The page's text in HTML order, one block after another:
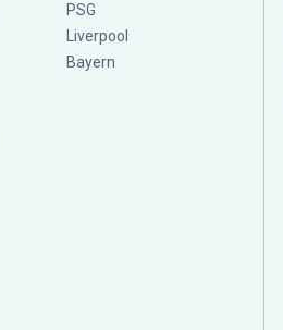
PSG
Liverpool
Bayern